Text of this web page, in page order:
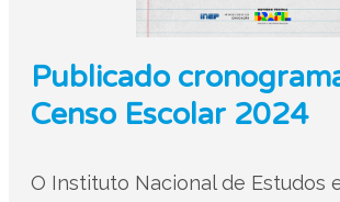
Publicado
Censo Escolar 2024
O Instituto Nacional de Estudos